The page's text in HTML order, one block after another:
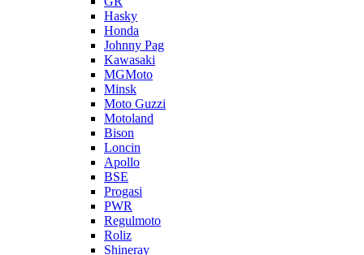
Hasky
Honda
Johnny Pag
Kawasaki
MGMoto
Minsk
Moto Guzzi
Motoland
Bison
Loncin
Apollo
BSE
Progasi
PWR
Regulmoto
Roliz
Shineray